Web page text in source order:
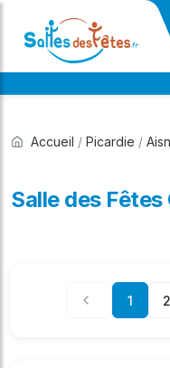
Accueil / Picardie /
Salle des
1 2